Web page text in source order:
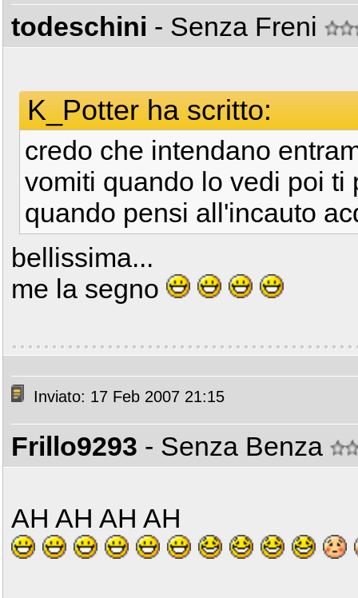
todeschini - Senza Freni
K_Potter ha scritto:
credo che intendano
vomiti quando lo vedi poi ti
quando pensi all'incauto
bellissima...
me la segno
Inviato: 17 Feb 2007 21:15
Frillo9293 - Senza Benza
AH AH AH AH